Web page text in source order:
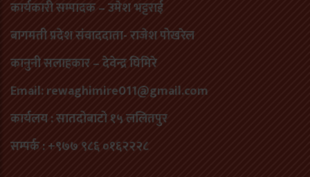
कार्यकारी सम्पादक – उमेश भट्टराई
बागमती प्रदेश संवाददाता- राजेश पोखरेल
कानुनी सलाहकार – देवेन्द्र घिमिरे
Email: rewaghimire011@gmail.com
कार्यलय : सातदोबाटो १५ ललितपुर
सम्पर्क : +९७७ ९८६ ०१६२२२८